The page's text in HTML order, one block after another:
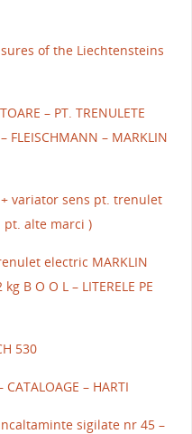
of the Liechtensteins
– PT. TRENULETE
FLEISCHMANN – MARKLIN
+ variator sens pt. trenulet
pt. alte marci )
electric MARKLIN
B O O L – LITERELE PE
530
– HARTI
sigilate nr 45 –